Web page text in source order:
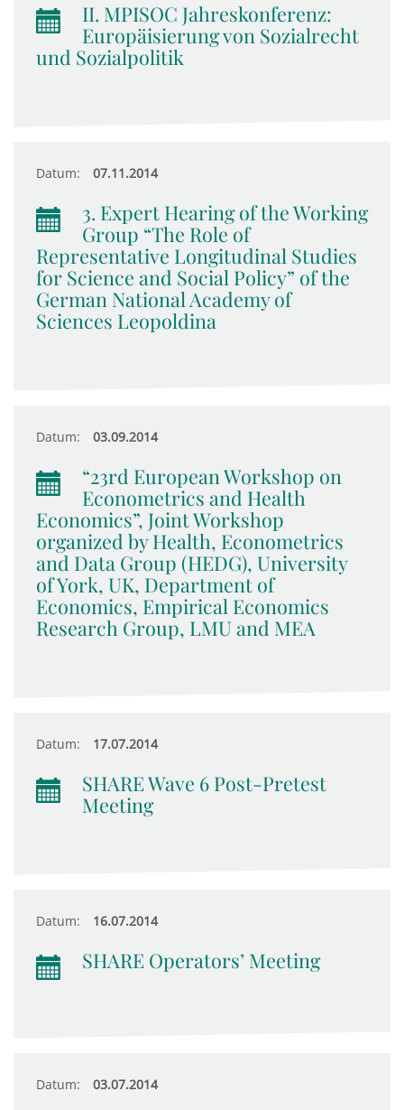
II. MPISOC Jahreskonferenz:
Europäisierung von Sozialrecht
und Sozialpolitik
Datum: 07.11.2014
3. Expert Hearing of the Working
Group “The Role of
Representative Longitudinal Studies
for Science and Social Policy” of the
German National Academy of
Sciences Leopoldina
Datum: 03.09.2014
“23rd European Workshop on
Econometrics and Health
Economics”, Joint Workshop
organized by Health, Econometrics
and Data Group (HEDG), University
of York, UK, Department of
Economics, Empirical Economics
Research Group, LMU and MEA
Datum: 17.07.2014
SHARE Wave 6 Post-Pretest
Meeting
Datum: 16.07.2014
SHARE Operators’ Meeting
Datum: 03.07.2014